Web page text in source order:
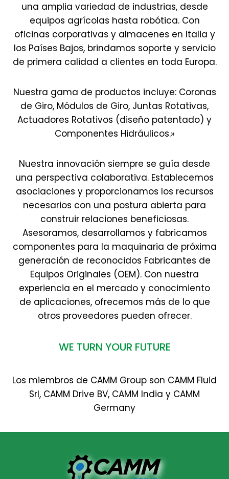
una amplia variedad de industrias, desde
equipos agrícolas hasta robótica. Con
oficinas corporativas y almacenes en Italia y
los Países Bajos, brindamos soporte y servicio
de primera calidad a clientes en toda Europa.
Nuestra gama de productos incluye: Coronas
de Giro, Módulos de Giro, Juntas Rotativas,
Actuadores Rotativos (diseño patentado) y
Componentes Hidráulicos.»
Nuestra innovación siempre se guía desde
una perspectiva colaborativa. Establecemos
asociaciones y proporcionamos los recursos
necesarios con una postura abierta para
construir relaciones beneficiosas.
Asesoramos, desarrollamos y fabricamos
componentes para la maquinaria de próxima
generación de reconocidos Fabricantes de
Equipos Originales (OEM). Con nuestra
experiencia en el mercado y conocimiento
de aplicaciones, ofrecemos más de lo que
otros proveedores pueden ofrecer.
WE TURN YOUR FUTURE
Los miembros de CAMM Group son CAMM Fluid
Srl, CAMM Drive BV, CAMM India y CAMM
Germany